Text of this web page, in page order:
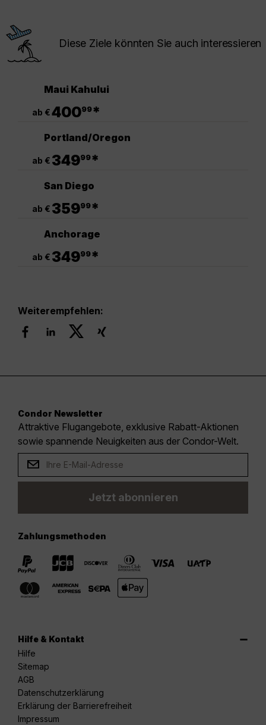
Diese Ziele könnten Sie auch interessieren
Maui Kahului
ab €40099*
Portland/Oregon
ab € 34999*
San Diego
ab € 35999*
Anchorage
ab € 34999*
Weiterempfehlen:
Condor Newsletter
Attraktive Flugangebote, exklusive Rabatt-Aktionen
sowie spannende Neuigkeiten aus der Condor-Welt.
Jetzt abonnieren
Zahlungsmethoden
Hilfe & Kontakt
Hilfe
Sitemap
AGB
Datenschutzerklärung
Erklärung der Barrierefreiheit
Impressum